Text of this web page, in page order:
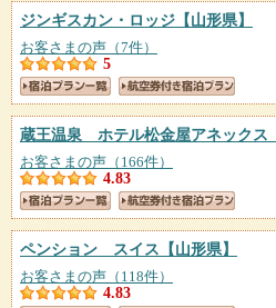
ジンギスカン・ロッジ 【山形県】
お客さまの声（7件）
5
蔵王温泉 ホテル松金屋アネックス
お客さまの声（166件）
4.83
ペンション スイス 【山形県】
お客さまの声（118件）
4.83